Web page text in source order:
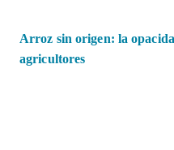
Arroz sin origen: la
agricultores